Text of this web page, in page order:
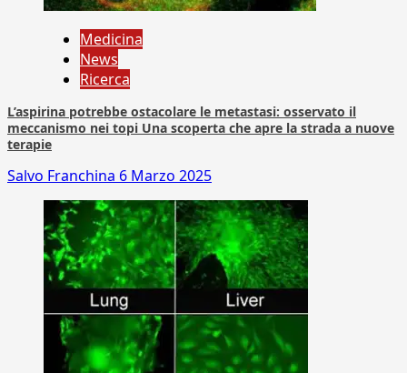
Medicina
News
Ricerca
L’aspirina potrebbe ostacolare le metastasi: osservato il
meccanismo nei topi Una scoperta che apre la strada a nuove
terapie
Salvo Franchina 6 Marzo 2025